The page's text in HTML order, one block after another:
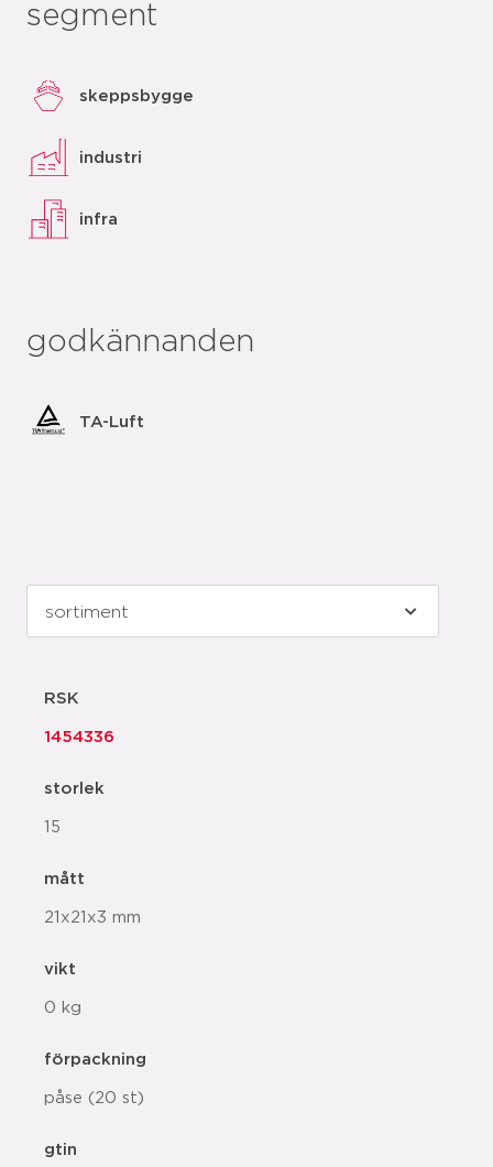
segment
skeppsbygge
industri
infra
godkännanden
TA-Luft
RSK
1454336
storlek
15
mått
21x21x3 mm
vikt
0 kg
förpackning
påse (20 st)
gtin